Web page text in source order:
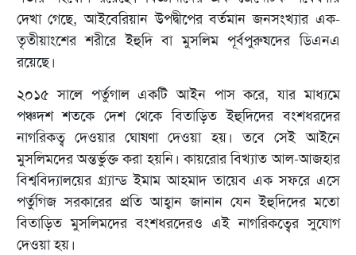
দেখা গেছে, আইবেরিয়ান উপদ্বীপের বর্তমান জনসংখ্যার এক-
তৃতীয়াংশের শরীরে ইহুদি বা মুসলিম পূর্বপুরুষদের ডিএনএ
রয়েছে।
২০১৫ সালে পর্তুগাল একটি আইন পাস করে, যার মাধ্যমে
পঞ্চদশ শতকে দেশ থেকে বিতাড়িত ইহুদিদের বংশধরদের
নাগরিকত্ব দেওয়ার ঘোষণা দেওয়া হয়। তবে সেই আইনে
মুসলিমদের অন্তর্ভুক্ত করা হয়নি। কায়রোর বিখ্যাত আল-আজহার
বিশ্ববিদ্যালয়ের গ্র্যান্ড ইমাম আহমাদ তায়েব এক সফরে এসে
পর্তুগিজ সরকারের প্রতি আহ্বান জানান যেন ইহুদিদের মতো
বিতাড়িত মুসলিমদের বংশধরদেরও এই নাগরিকত্বের সুযোগ
দেওয়া হয়।